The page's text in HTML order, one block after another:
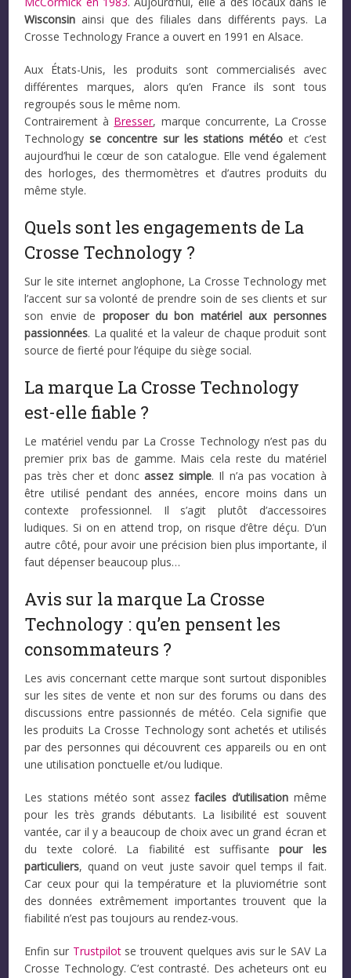
Wisconsin ainsi que des filiales dans différents pays. La
Crosse Technology France a ouvert en 1991 en Alsace.
Aux États-Unis, les produits sont commercialisés avec
différentes marques, alors qu’en France ils sont tous
regroupés sous le même nom.
Contrairement à Bresser, marque concurrente, La Crosse
Technologyse concentre sur les stations météo et c’est
aujourd’hui le cœur de son catalogue. Elle vend également
des horloges, des thermomètres et d’autres produits du
même style.
Quels sont les engagements de La
Crosse Technology ?
Sur le site internet anglophone, La Crosse Technology met
l’accent sur sa volonté de prendre soin de ses clients et sur
son envie de proposer du bon matériel aux personnes
passionnées. La qualité et la valeur de chaque produit sont
source de fierté pour l’équipe du siège social.
La marque La Crosse Technology
est-elle fiable ?
Le matériel vendu par La Crosse Technology n’est pas du
premier prix bas de gamme. Mais cela reste du matériel
pas très cher et doncassez simple. Il n’a pas vocation à
être utilisé pendant des années, encore moins dans un
contexte professionnel. Il s’agit plutôt d’accessoires
ludiques. Si on en attend trop, on risque d’être déçu. D’un
autre côté, pour avoir une précision bien plus importante, il
faut dépenser beaucoup plus…
Avis sur la marque La Crosse
Technology : qu’en pensent les
consommateurs ?
Les avis concernant cette marque sont surtout disponibles
sur les sites de vente et non sur des forums ou dans des
discussions entre passionnés de météo. Cela signifie que
les produits La Crosse Technology sont achetés et utilisés
par des personnes qui découvrent ces appareils ou en ont
une utilisation ponctuelle et/ou ludique.
Les stations météo sont assezfaciles d’utilisation même
pour les très grands débutants. La lisibilité est souvent
vantée, car il y a beaucoup de choix avec un grand écran et
du texte coloré. La fiabilité est suffisantepour les
particuliers, quand on veut juste savoir quel temps il fait.
Car ceux pour qui la température et la pluviométrie sont
des données extrêmement importantes trouvent que la
fiabilité n’est pas toujours au rendez-vous.
Enfin sur Trustpilotse trouvent quelques avis sur le SAV La
Crosse Technology. C’est contrasté. Des acheteurs ont eu